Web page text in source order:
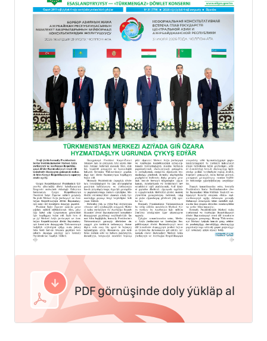
PDF görnüşinde doly ýükläp al